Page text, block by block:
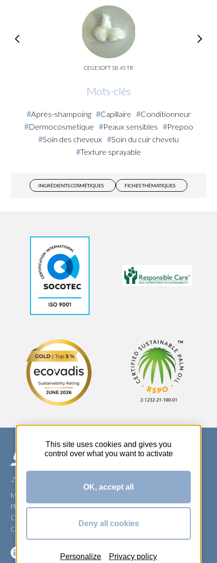
CEGESOFT SB 45 TR
Mots-clés
Après-shampoing Capillaire
Conditionneur
Dermocosmetique
Peaux sensibles
Prepoo
Soin des cheveux
Soin du cuir chevelu
Texture sprayable
INGRÉDIENTS COSMÉTIQUES FICHES THÉMATIQUES
270 Rue Thérèse Planiol - 37310 TAUXIGNY
Mentions légales
Plan du site
Carrière
Conditions générales de vente
This site uses cookies and gives you
control over what you want to activate
OK, accept all
Deny all cookies
Personalize Privacy policy